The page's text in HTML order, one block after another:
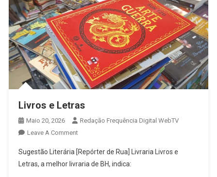
Livros e Letras
Maio 20, 2026
Redação Frequência Digital WebTV
Leave A CommentOn
E
Letras
Sugestão Literária [Repórter de Rua] Livraria Livros e
Letras, a melhor livraria de BH, indica: